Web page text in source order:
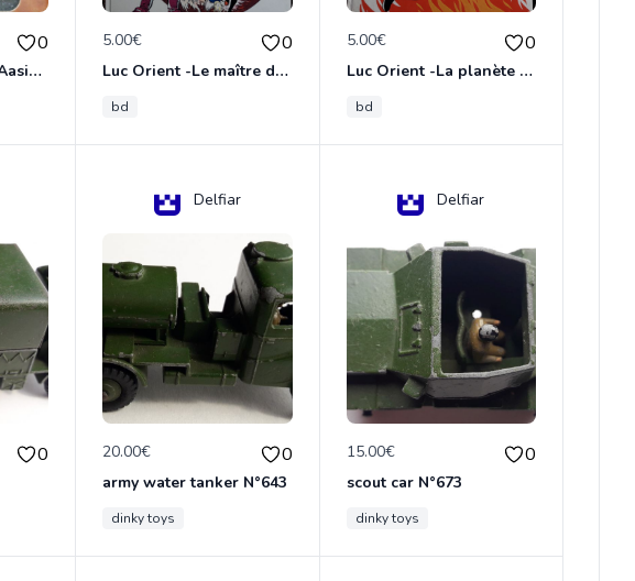
0
Chainmail Thalos Aasimar Cleric
5.00€ 0
Luc Orient -Le maître de terango
bd
5.00€ 0
Luc Orient -La planète de l'angoisse
bd
0
Delfiar
20.00€ 0
army water tanker N°643
dinky toys
Delfiar
15.00€ 0
scout car N°673
dinky toys